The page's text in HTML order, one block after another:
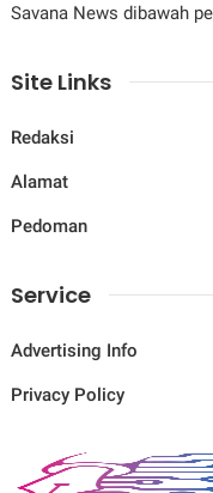
Savana News dibawah
Site Links
Redaksi
Alamat
Pedoman
Service
Advertising Info
Privacy Policy